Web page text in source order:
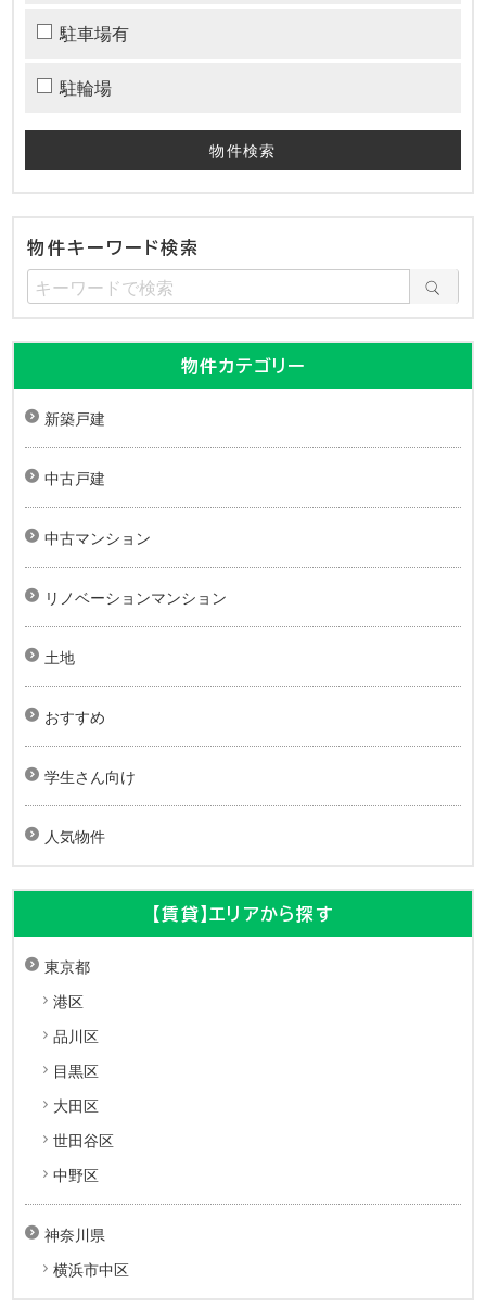
駐車場有
駐輪場
物件キーワード検索
物件カテゴリー
新築戸建
中古戸建
中古マンション
リノベーションマンション
土地
おすすめ
学生さん向け
人気物件
【賃貸】エリアから探す
東京都
港区
品川区
目黒区
大田区
世田谷区
中野区
神奈川県
横浜市中区